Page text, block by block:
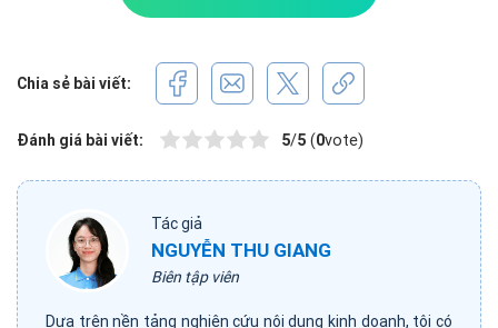
Chia sẻ bài viết:
Đánh giá bài viết: 5/5 (0vote)
Tác giả
NGUYỄN THU GIANG
Biên tập viên
Dựa trên nền tảng nghiên cứu nội dung kinh doanh, tôi có